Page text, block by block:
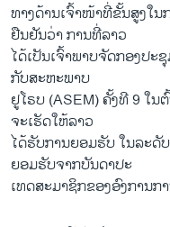
ທາງດ້ານເຈົ້າໜ້າທີ່ຂັ້ນສູງໃນ
ຢືນຢັນວ່າ ການທີ່ລາວ
ໄດ້ເປັນເຈົ້າພາບຈັດກອງປ
ກັບສະຫະພາບ
ຢູໂຣບ (ASEM) ຄັ້ງທີ 9 ໃ
ຈະເຮັດໃຫ້ລາວ
ໄດ້ຮັບການຍອມຮັບ ໃນລະດັ
ຍອມຮັບຈາກບັນດາປະ
ເທດສະມາຊິກຂອງອົງການກ